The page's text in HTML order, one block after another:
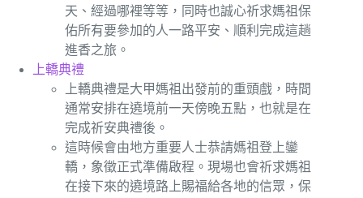
天、經過哪裡等等，同時也誠心祈求媽祖保
佑所有要參加的人一路平安、順利完成這趟
進香之旅。
上轎典禮
上轎典禮是大甲媽祖出發前的重頭戲，時間
通常安排在遶境前一天傍晚五點，也就是在
完成祈安典禮後。
這時候會由地方重要人士恭請媽祖登上鑾
轎，象徵正式準備啟程。現場也會祈求媽祖
在接下來的遶境路上賜福給各地的信眾，保